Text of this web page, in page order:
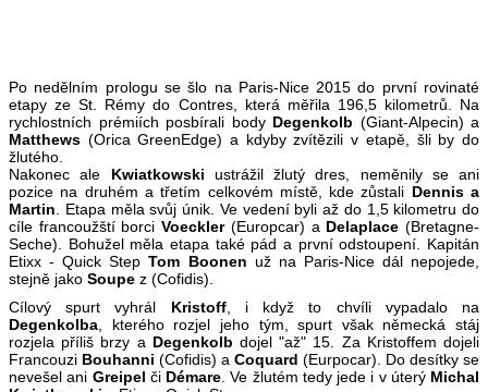
Po nedělním prologu se šlo na Paris-Nice 2015 do první rovinaté
etapy ze St. Rémy do Contres, která měřila 196,5 kilometrů. Na
rychlostních prémiích posbírali body Degenkolb (Giant-Alpecin) a
Matthews (Orica GreenEdge) a kdyby zvítězili v etapě, šli by do
žlutého.
Nakonec ale Kwiatkowski ustrážil žlutý dres, neměnily se ani
pozice na druhém a třetím celkovém místě, kde zůstali Dennis a
Martin . Etapa měla svůj únik. Ve vedení byli až do 1,5 kilometru do
cíle francoužští borciVoeckler(Europcar) a Delaplace (Bretagne-
Seche). Bohužel měla etapa také pád a první odstoupení. Kapitán
Etixx - Quick StepTom Boonen už na Paris-Nice dál nepojede,
stejně jako Soupe z (Cofidis).
Cílový spurt vyhrál Kristoff, i když to chvíli vypadalo na
Degenkolba , kterého rozjel jeho tým, spurt však německá stáj
rozjela příliš brzy a Degenkolb dojel "až" 15. Za Kristoffem dojeli
Francouzi Bouhanni (Cofidis) a Coquard (Eurpocar). Do desítky se
nevešel ani Greipel či Démare . Ve žlutém tedy jede i v úterý Michal